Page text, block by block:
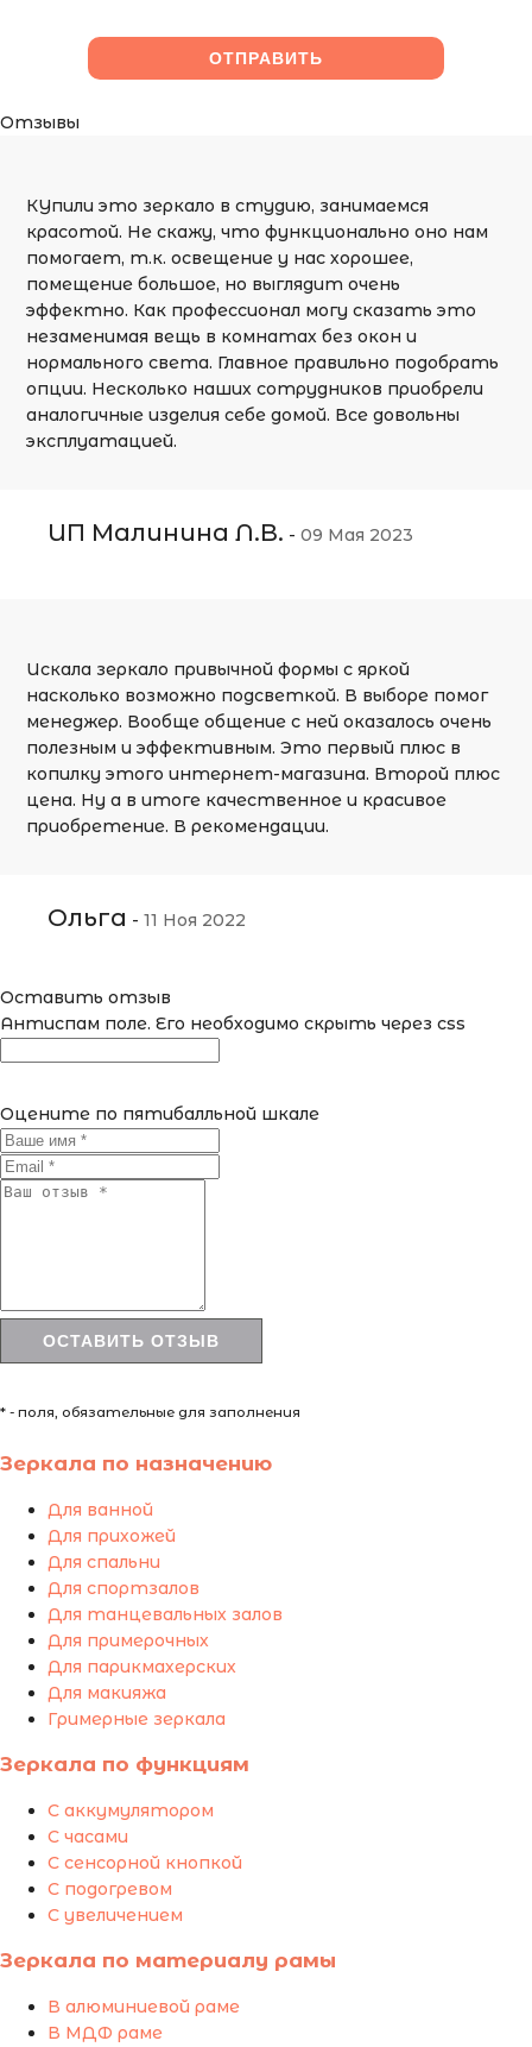
Отзывы
КУпили это зеркало в студию, занимаемся
красотой. Не скажу, что функционально оно нам
помогает, т.к. освещение у нас хорошее,
помещение большое, но выглядит очень
эффектно. Как профессионал могу сказать это
незаменимая вещь в комнатах без окон и
нормального света. Главное правильно подобрать
опции. Несколько наших сотрудников приобрели
аналогичные изделия себе домой. Все довольны
эксплуатацией.
ИП Малинина Л.В. - 09 Мая 2023
Искала зеркало привычной формы с яркой
насколько возможно подсветкой. В выборе помог
менеджер. Вообще общение с ней оказалось очень
полезным и эффективным. Это первый плюс в
копилку этого интернет-магазина. Второй плюс
цена. Ну а в итоге качественное и красивое
приобретение. В рекомендации.
Ольга - 11 Ноя 2022
Оставить отзыв
Антиспам поле. Его необходимо скрыть через css
Оцените по пятибалльной шкале
* - поля, обязательные для заполнения
Зеркала по назначению
Для ванной
Для прихожей
Для спальни
Для спортзалов
Для танцевальных залов
Для примерочных
Для парикмахерских
Для макияжа
Гримерные зеркала
Зеркала по функциям
С аккумулятором
С часами
С сенсорной кнопкой
С подогревом
С увеличением
Зеркала по материалу рамы
В алюминиевой раме
В МДФ раме